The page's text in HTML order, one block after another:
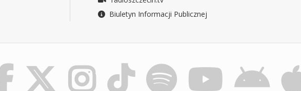
Biuletyn Informacji Publicznej